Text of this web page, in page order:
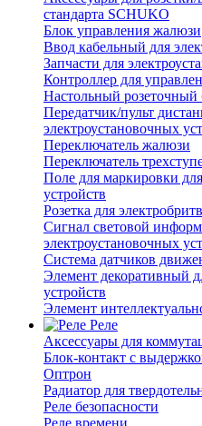
стандарта SCHUKO
Блок управления жалюзи
Ввод кабельный для
Запчасти для
Контроллер для
Настольный розеточный
Передатчик/пульт
электроустановочных
Переключатель жалюзи
Переключатель
Поле для маркировки
устройств
Розетка для
Сигнал световой
электроустановочных
Система датчиков
Элемент декоративный
устройств
Элемент
Реле
Аксессуары для
Блок-контакт с
Оптрон
Радиатор для
Реле безопасности
Реле времени